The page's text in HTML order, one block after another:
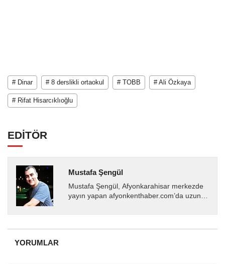
# Dinar # 8 derslikli ortaokul # TOBB # Ali Özkaya
# Rifat Hisarcıklıoğlu
EDİTÖR
Mustafa Şengül
Mustafa Şengül, Afyonkarahisar merkezde
yayın yapan afyonkenthaber.com’da uzun
almakta, haber akışı...
YORUMLAR